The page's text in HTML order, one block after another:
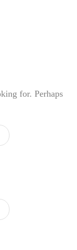
for. Perhaps